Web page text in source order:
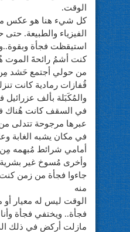
الوقت.
كل شيء هنا هو عكس
الفيزياء والطبيعة.
استيقظت فجأة
كنت أشمُ رائحةَ الموت
من حولي أجتمع حَشد مِن
قُفازات رمادية كانت
والمُكَبَلة بألف عزرائيل
في السقف كانت هُناك
عبرها مرجوحة تتدلى
في مكان يشبه الغابة
أمامي شرائط مُبهمه
وأخرى مُسوخ غير بشرية
جاءوا فجأة من زمن كنت
منه
الوقت ليس له معيار
فجأة.. ويختفي فجأة وأنا
مازلت أركض في ذلك